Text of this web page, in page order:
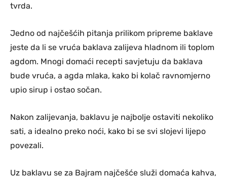
tvrda.
Jedno od najčešćih pitanja prilikom pripreme baklave
jeste da li se vruća baklava zalijeva hladnom ili toplom
agdom. Mnogi domaći recepti savjetuju da baklava
bude vruća, a agda mlaka, kako bi kolač ravnomjerno
upio sirup i ostao sočan.
Nakon zalijevanja, baklavu je najbolje ostaviti nekoliko
sati, a idealno preko noći, kako bi se svi slojevi lijepo
povezali.
Uz baklavu se za Bajram najčešće služi domaća kahva,